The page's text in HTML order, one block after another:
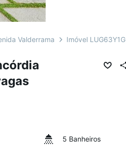
Valderrama Imóvel LUG63Y1G
5 Banheiros